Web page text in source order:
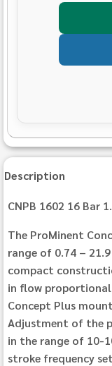
Description
CNPB 1602 16 Bar
The ProMinent
range of 0.74 –
compact
in flow
Concept Plus
Adjustment of the
in the range of 10-
stroke frequency